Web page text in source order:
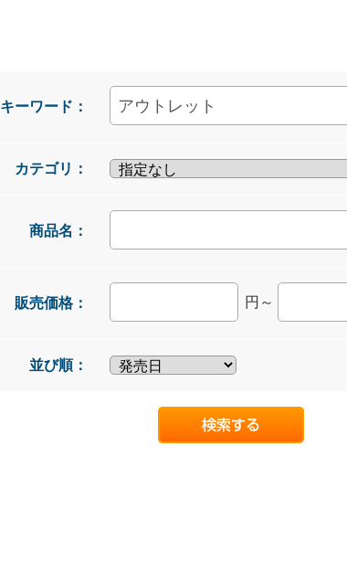
キーワード：
カテゴリ：
商品名：
販売価格： 円～
並び順：